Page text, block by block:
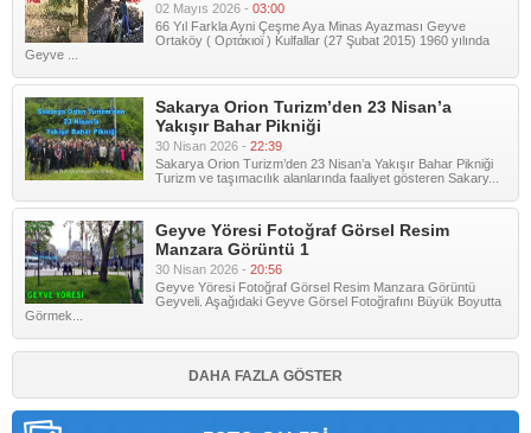
02 Mayıs 2026 - 03:00
66 Yıl Farkla Ayni Çeşme Aya Minas Ayazması Geyve
Ortaköy ( Ορτάκιοϊ ) Kulfallar (27 Şubat 2015) 1960 yılında
Geyve ...
Sakarya Orion Turizm’den 23 Nisan’a
Yakışır Bahar Pikniği
30 Nisan 2026 - 22:39
Sakarya Orion Turizm’den 23 Nisan’a Yakışır Bahar Pikniği
Turizm ve taşımacılık alanlarında faaliyet gösteren Sakary...
Geyve Yöresi Fotoğraf Görsel Resim
Manzara Görüntü 1
30 Nisan 2026 - 20:56
Geyve Yöresi Fotoğraf Görsel Resim Manzara Görüntü
Geyveli. Aşağıdaki Geyve Görsel Fotoğrafını Büyük Boyutta
Görmek...
DAHA FAZLA GÖSTER